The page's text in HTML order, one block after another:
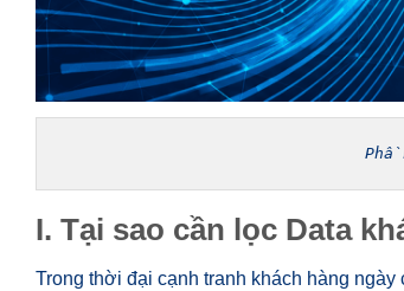
I. Tại sao cần lọc Data
Trong thời đại cạnh tranh khách hàng